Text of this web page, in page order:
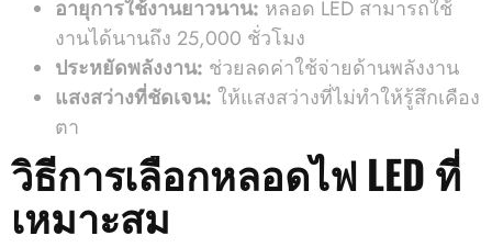
อายุการใช้งานยาวนาน: หลอด LED สามารถใช้
งานได้นานถึง 25,000 ชั่วโมง
ประหยัดพลังงาน: ช่วยลดค่าใช้จ่ายด้านพลังงาน
แสงสว่างที่ชัดเจน: ให้แสงสว่างที่ไม่ทำให้รู้สึกเคือง
ตา
วิธีการเลือกหลอดไฟ LED ที่
เหมาะสม